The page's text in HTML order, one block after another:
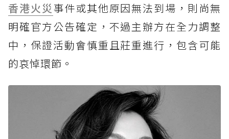
香港火災事件或其他原因無法到場，則尚無
明確官方公告確定，不過主辦方在全力調整
中，保證活動會慎重且莊重進行，包含可能
的哀悼環節。